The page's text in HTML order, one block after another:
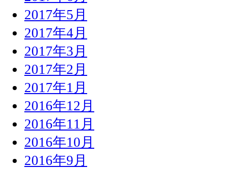
2017年5月
2017年4月
2017年3月
2017年2月
2017年1月
2016年12月
2016年11月
2016年10月
2016年9月